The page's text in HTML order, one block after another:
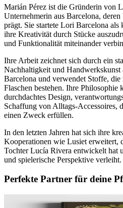
Marián Pérez ist die Gründerin von
Unternehmerin aus Barcelona,
prägt. Sie startete Lori Barcelona
ihre Kreativität durch Stücke
und Funktionalität miteinander
Ihre Arbeit zeichnet sich durch ein
Nachhaltigkeit und
Barcelona und verwendet Stoffe,
Flaschen bestehen. Ihre Philosophie
durchdachtes Design,
Schaffung von Alltags-Accessoires,
einen Zweck erfüllen.
In den letzten Jahren hat sich ihre
Kooperationen wie Lusiet erweitert,
Tochter Lucía Rivera entwickelt hat
und spielerische Perspektive verleiht.
Perfekte Partner für deine